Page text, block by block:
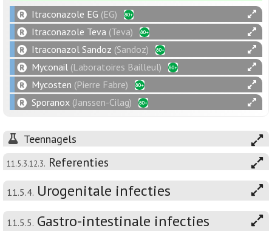
Itraconazole EG (EG)
Itraconazole Teva (Teva)
Itraconazol Sandoz (Sandoz)
Myconail (Laboratoires Bailleul)
Mycosten (Pierre Fabre)
Sporanox (Janssen-Cilag)
Teennagels
11.5.3.12.3. Referenties
11.5.4. Urogenitale infecties
11.5.5. Gastro-intestinale infecties